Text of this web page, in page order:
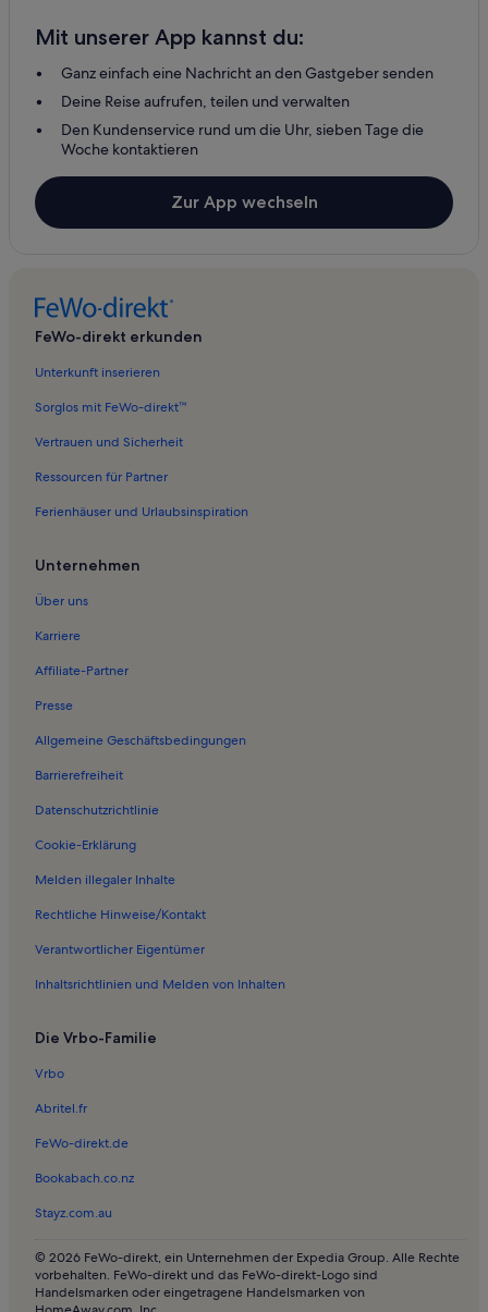
Mit unserer App kannst du:
Ganz einfach eine Nachricht an den Gastgeber senden
Deine Reise aufrufen, teilen und verwalten
Den Kundenservice rund um die Uhr, sieben Tage die
Woche kontaktieren
Zur App wechseln
FeWo-direkt erkunden
Unterkunft inserieren
Sorglos mit FeWo-direkt™
Vertrauen und Sicherheit
Ressourcen für Partner
Ferienhäuser und Urlaubsinspiration
Unternehmen
Über uns
Karriere
Affiliate-Partner
Presse
Allgemeine Geschäftsbedingungen
Barrierefreiheit
Datenschutzrichtlinie
Cookie-Erklärung
Melden illegaler Inhalte
Rechtliche Hinweise/Kontakt
Verantwortlicher Eigentümer
Inhaltsrichtlinien und Melden von Inhalten
Die Vrbo-Familie
Vrbo
Abritel.fr
FeWo-direkt.de
Bookabach.co.nz
Stayz.com.au
© 2026 FeWo-direkt, ein Unternehmen der Expedia Group. Alle Rechte
vorbehalten. FeWo-direkt und das FeWo-direkt-Logo sind
Handelsmarken oder eingetragene Handelsmarken von